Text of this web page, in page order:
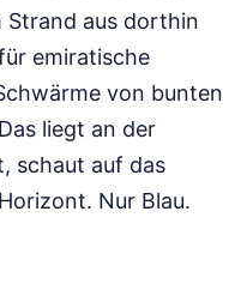
Strand aus dorthin
emiratische
von bunten
liegt an der
schaut auf das
Nur Blau.